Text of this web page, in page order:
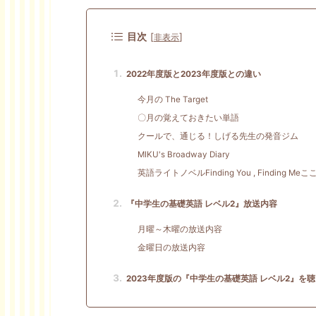
目次 [非表示]
2022年度版と2023年度版との違い
今月の The Target
〇月の覚えておきたい単語
クールで、通じる！しげる先生の発音ジム
MIKU's Broadway Diary
英語ライトノベルFinding You , Finding Meこ
『中学生の基礎英語 レベル2』放送内容
月曜～木曜の放送内容
金曜日の放送内容
2023年度版の『中学生の基礎英語 レベル2』を